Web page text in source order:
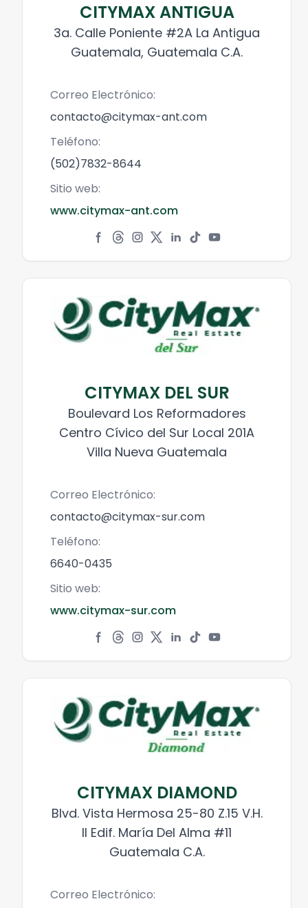
CITYMAX ANTIGUA
3a. Calle Poniente #2A La Antigua
Guatemala, Guatemala C.A.
Correo Electrónico:
contacto@citymax-ant.com
Teléfono:
(502)7832-8644
Sitio web:
www.citymax-ant.com
CITYMAX DEL SUR
Boulevard Los Reformadores
Centro Cívico del Sur Local 201A
Villa Nueva Guatemala
Correo Electrónico:
contacto@citymax-sur.com
Teléfono:
6640-0435
Sitio web:
www.citymax-sur.com
CITYMAX DIAMOND
Blvd. Vista Hermosa 25-80 Z.15 V.H.
II Edif. María Del Alma #11
Guatemala C.A.
Correo Electrónico: